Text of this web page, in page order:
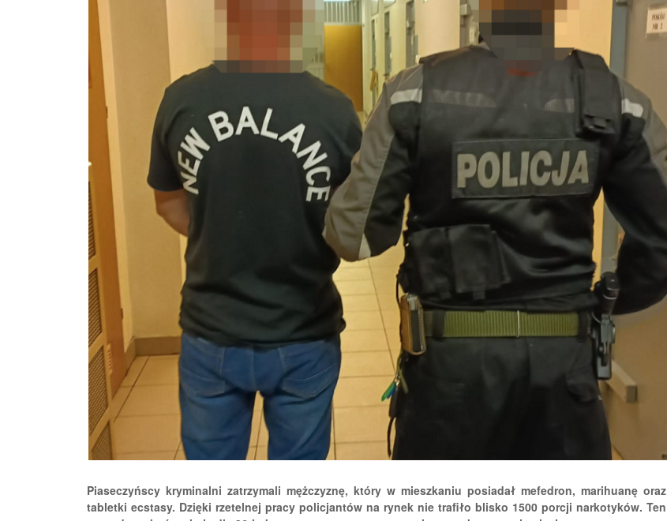
Piaseczyńscy kryminalni zatrzymali mężczyznę, który w mieszkaniu posiadał mefedron, marihuanę oraz
tabletki ecstasy. Dzięki rzetelnej pracy policjantów na rynek nie trafiło blisko 1500 porcji narkotyków. Ten